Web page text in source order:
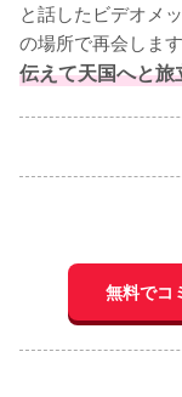
と話したビデオメ
の場所で再会します
伝えて天国へと
無料でコ